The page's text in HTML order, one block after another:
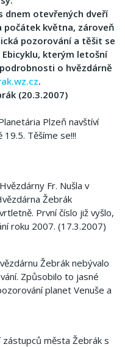
dnem otevřených dveří
počátek května, zároveň
pozorování a těšit se
kterým letošní
o hvězdárně
.
(20.3.2007)
Plzeň navštíví
Těšíme se!!!
Fr. Nušla v
Žebrák
První číslo již vyšlo,
roku 2007. (17.3.2007)
Žebrák nebývalo
Způsobilo to jasné
planet Venuše a
města Žebrák s